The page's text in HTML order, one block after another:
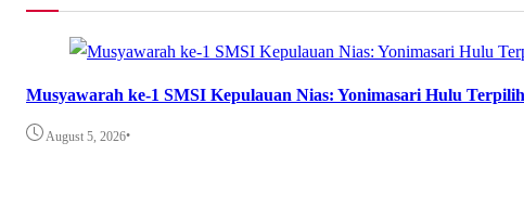
Musyawarah ke-1 SMSI Kepulauan Nias: Yonimasari Hulu
August 5, 2026•